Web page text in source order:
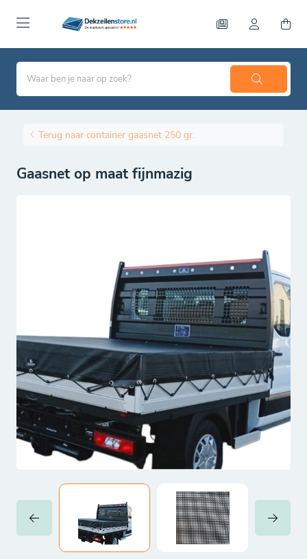
Terug naar container gaasnet 250 gr.
Gaasnet op maat fijnmazig